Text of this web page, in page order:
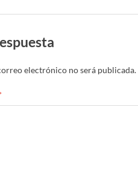
electrónico no será publicada.
*